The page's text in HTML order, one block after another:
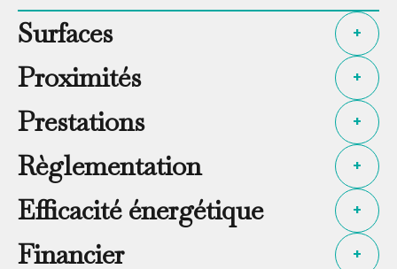
Surfaces +
Proximités +
Prestations +
Règlementation +
Efficacité énergétique +
Financier +